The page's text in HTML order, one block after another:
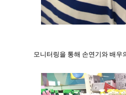
모니터링을 통해 손연기와 배우